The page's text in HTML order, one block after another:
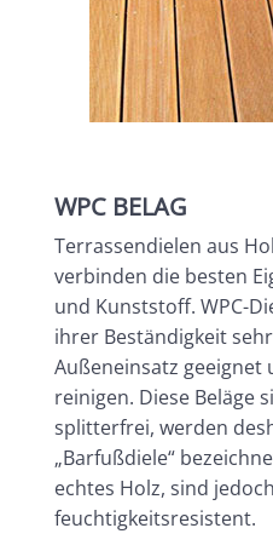
WPC BELAG
Terrassendielen aus
verbinden die besten
und Kunststoff. WPC-
ihrer Beständigkeit
Außeneinsatz geeignet
reinigen. Diese Beläge
splitterfrei, werden
„Barfußdiele“
echtes Holz, sind
feuchtigkeitsresistent.